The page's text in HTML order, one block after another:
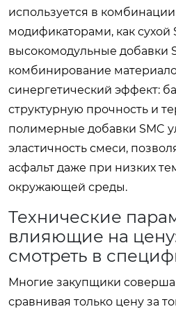
используется в
модификаторами, как сухой
высокомодульные добавки
комбинирование
синергетический эффект:
структурную прочность и
полимерные добавки SMC
эластичность смеси,
асфальт даже при низких
окружающей среды.
Технические
влияющие на
смотреть в
Многие закупщики
сравнивая только цену за